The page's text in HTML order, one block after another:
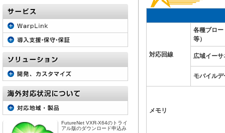
対応回線
各種ブロ
等）
広域イー
モバイル
メモリ
FutureNet VXR-X64のトライ
アル版のダウンロード申込み